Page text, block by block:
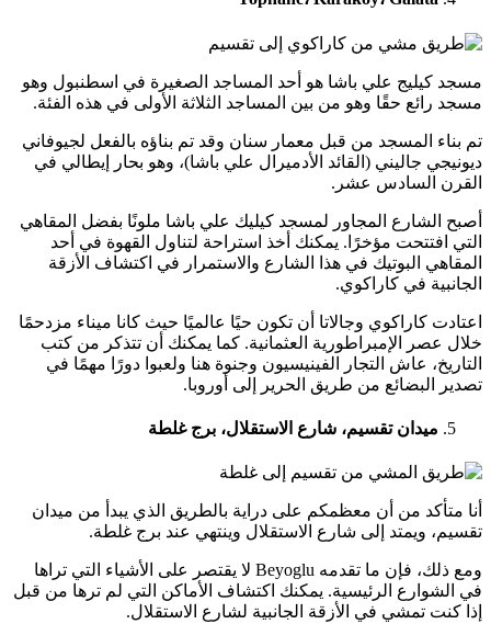
مسجد كيليج علي باشا هو أحد المساجد الصغيرة في اسطنبول وهو
مسجد رائع حقًا وهو من بين المساجد الثلاثة الأولى في هذه الفئة.
تم بناء المسجد من قبل معمار سنان وقد تم بناؤه بالفعل لجيوفاني
ديونيجي جاليني (القائد الأدميرال علي باشا)، وهو بحار إيطالي في
القرن السادس عشر.
أصبح الشارع المجاور لمسجد كيليك علي باشا ملونًا بفضل المقاهي
التي افتتحت مؤخرًا. يمكنك أخذ استراحة لتناول القهوة في أحد
المقاهي البوتيك في هذا الشارع والاستمرار في اكتشاف الأزقة
الجانبية في كاراكوي.
اعتادت كاراكوي وجالاتا أن تكون حيًا عالميًا حيث كانا ميناء مزدحمًا
خلال عصر الإمبراطورية العثمانية. كما يمكنك أن تتذكر من كتب
التاريخ، عاش التجار الفينيسيون وجنوة هنا ولعبوا دورًا مهمًا في
تصدير البضائع من طريق الحرير إلى أوروبا.
ميدان تقسيم، شارع الاستقلال، برج غلطة
أنا متأكد من أن معظمكم على دراية بالطريق الذي يبدأ من ميدان
تقسيم، ويمتد إلى شارع الاستقلال وينتهي عند برج غلطة.
ومع ذلك، فإن ما تقدمه Beyoglu لا يقتصر على الأشياء التي تراها
في الشوارع الرئيسية. يمكنك اكتشاف الأماكن التي لم ترها من قبل
إذا كنت تمشي في الأزقة الجانبية لشارع الاستقلال.